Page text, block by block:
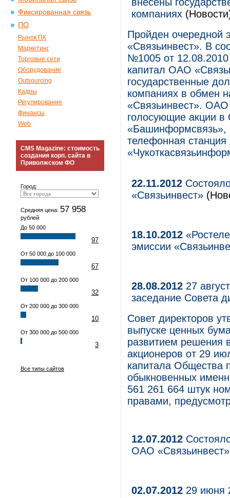
Фиксированная связь
ПО
Рынок ПК
Маркетинг
Торговые сети
Оборудование
Outsourcing
Кадры
Регулирование
Финансы
Web
CMS Magazine: стоимость
создания корп. сайта в
Приволжском ФО
Город:
Средняя цена: 57 958
рублей
До 50 000
97
От 50 000 до 100 000
67
От 100 000 до 200 000
32
От 200 000 до 300 000
10
От 300 000 до 500 000
3
Все типы сайтов
компаниях
Пройден очередной
«Связьинвест». В
№1005 от
капитал ОАО
государственные
компаниях в обмен
«Связьинвест». ОАО
голосующие акции
телефонная
22.11.2012
«Связьинвест»
18.10.2012
эмиссии
28.08.2012 27
заседание Совета
Совет директоров
выпуске ценных
развитием решения
акционеров от 29
капитала Общества
обыкновенных
561 261 664 штук
правами,
12.07.2012
ОАО
02.07.2012 29 июня